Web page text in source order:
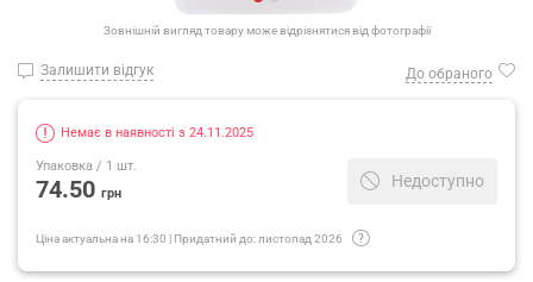
Зовнішній вигляд товару може відрізнятися від фотографії
Залишити відгук До обраного
Немає в наявності з 24.11.2025
Упаковка / 1 шт.
74.50 грн
Недоступно
Ціна актуальна на 16:30 | Придатний до: листопад 2026